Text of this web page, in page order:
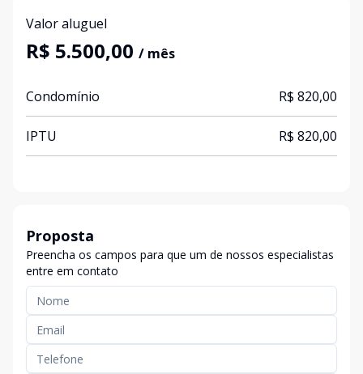
Valor aluguel
R$ 5.500,00 / mês
Condomínio R$ 820,00
IPTU R$ 820,00
Proposta
Preencha os campos para que um de nossos especialistas
entre em contato